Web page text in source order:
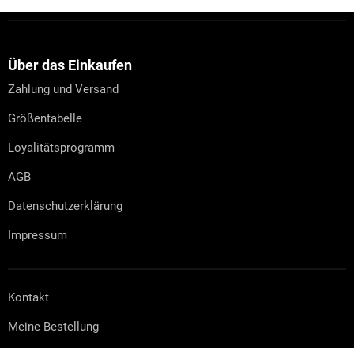
Über das Einkaufen
Zahlung und Versand
Größentabelle
Loyalitätsprogramm
AGB
Datenschutzerklärung
Impressum
Kontakt
Meine Bestellung